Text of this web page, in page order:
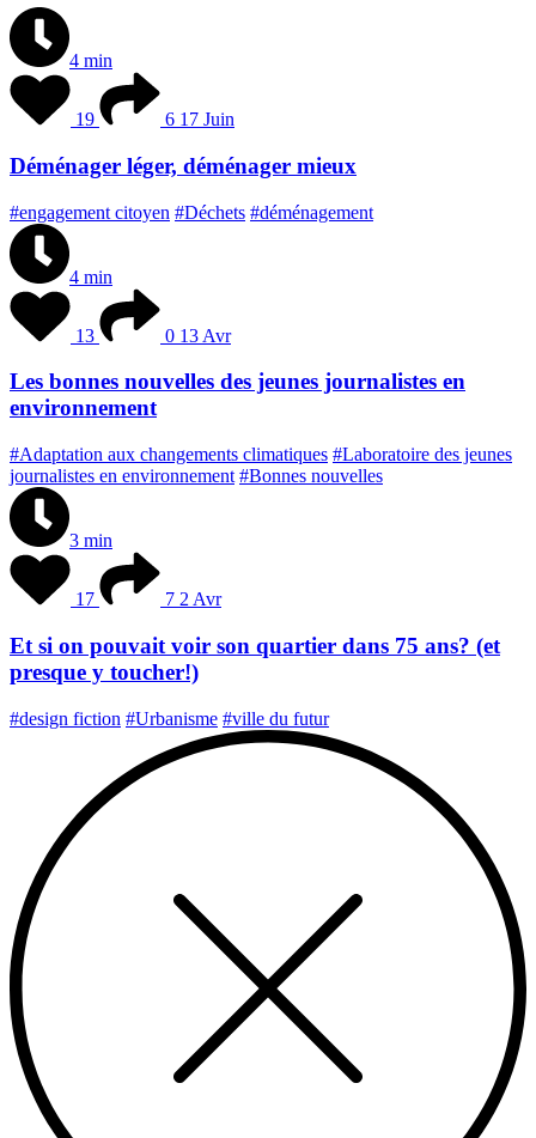
4 min
19 6 17 Juin
Déménager léger, déménager mieux
#engagement citoyen #Déchets #déménagement
4 min
13 0 13 Avr
Les bonnes nouvelles des jeunes journalistes en
environnement
#Adaptation aux changements climatiques #Laboratoire des jeunes
journalistes en environnement #Bonnes nouvelles
3 min
17 7 2 Avr
Et si on pouvait voir son quartier dans 75 ans? (et
presque y toucher!)
#design fiction #Urbanisme #ville du futur